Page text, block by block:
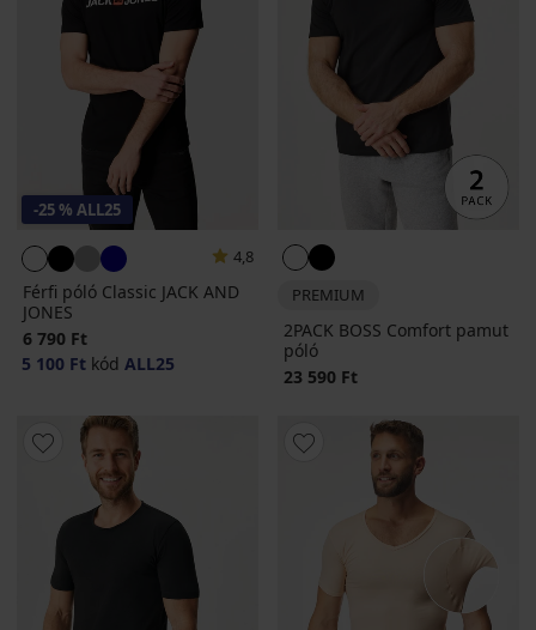
-25 % ALL25
4,8
Férfi póló Classic JACK AND
JONES
6 790 Ft
5 100 Ft kód ALL25
PREMIUM
2PACK BOSS Comfort pamut
póló
23 590 Ft